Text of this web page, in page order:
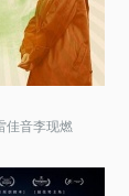
佳音李现燃